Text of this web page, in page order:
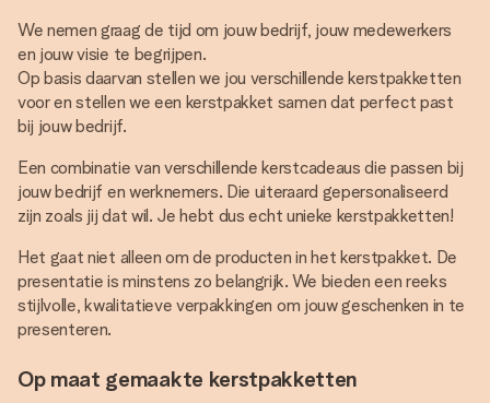
We nemen graag de tijd om jouw bedrijf, jouw medewerkers
en jouw visie te begrijpen.
Op basis daarvan stellen we jou verschillende kerstpakketten
voor en stellen we een kerstpakket samen dat perfect past
bij jouw bedrijf.
Een combinatie van verschillende kerstcadeaus die passen bij
jouw bedrijf en werknemers. Die uiteraard gepersonaliseerd
zijn zoals jij dat wil. Je hebt dus echt unieke kerstpakketten!
Het gaat niet alleen om de producten in het kerstpakket. De
presentatie is minstens zo belangrijk. We bieden een reeks
stijlvolle, kwalitatieve verpakkingen om jouw geschenken in te
presenteren.
Op maat gemaakte kerstpakketten